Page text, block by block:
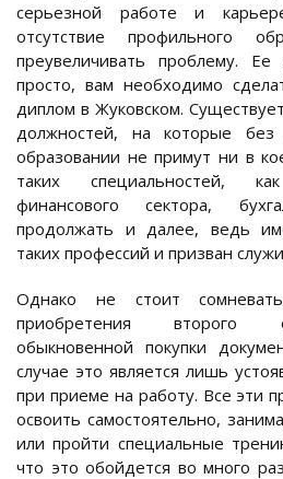
серьезной работе и
отсутствие профильного
преувеличивать проблему.
просто, вам необходимо
диплом в Жуковском.
должностей, на которые
образовании не примут ни в
таких специальностей,
финансового сектора,
продолжать и далее, ведь
таких профессий и призван
Однако не стоит
приобретения второго
обыкновенной покупки
случае это является лишь
при приеме на работу. Все эти
освоить самостоятельно,
или пройти специальные
что это обойдется во много